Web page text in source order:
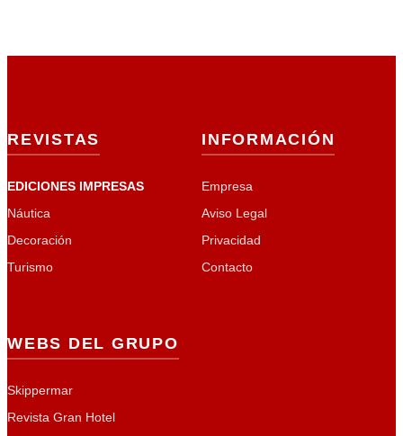
REVISTAS
EDICIONES IMPRESAS
Náutica
Decoración
Turismo
INFORMACIÓN
Empresa
Aviso Legal
Privacidad
Contacto
WEBS DEL GRUPO
Skippermar
Revista Gran Hotel